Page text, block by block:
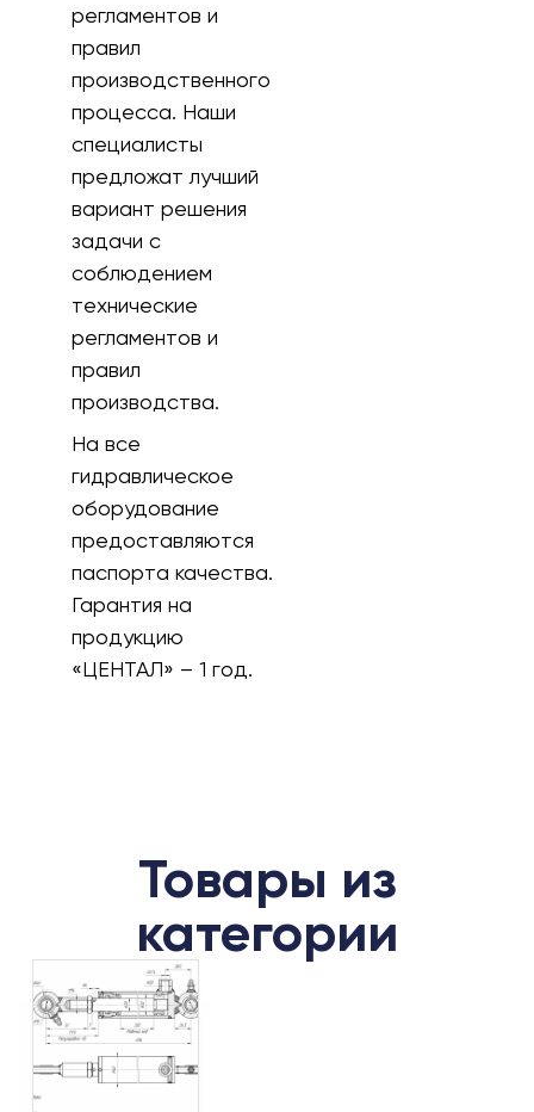
регламентов и
правил
производственного
процесса. Наши
специалисты
предложат лучший
вариант решения
задачи с
соблюдением
технические
регламентов и
правил
производства.
На все
гидравлическое
оборудование
предоставляются
паспорта качества.
Гарантия на
продукцию
«ЦЕНТАЛ» – 1 год.
Товары из
категории